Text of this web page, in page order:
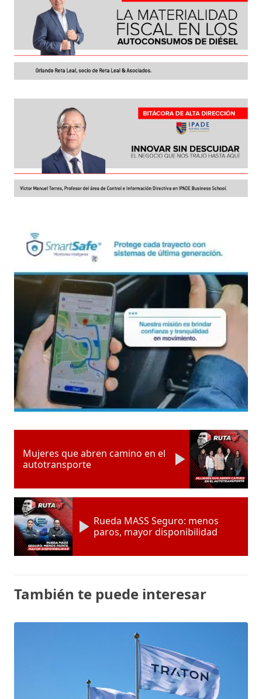
Mujeres que abren camino en el
autotransporte
Rueda MASS Seguro: menos
paros, mayor disponibilidad
También te puede interesar